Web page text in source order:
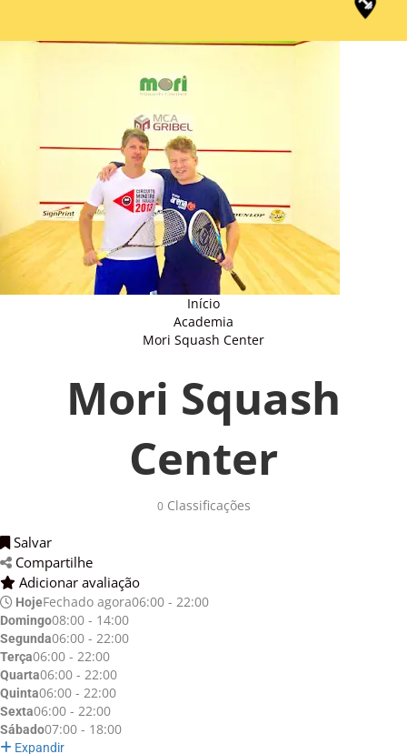
Início
Academia
Mori Squash Center
Mori Squash
Center
0Classificações
Salvar
Compartilhe
Adicionar avaliação
HojeFechado agora06:00 - 22:00
Domingo08:00 - 14:00
Segunda06:00 - 22:00
Terça06:00 - 22:00
Quarta06:00 - 22:00
Quinta06:00 - 22:00
Sexta06:00 - 22:00
Sábado07:00 - 18:00
Expandir